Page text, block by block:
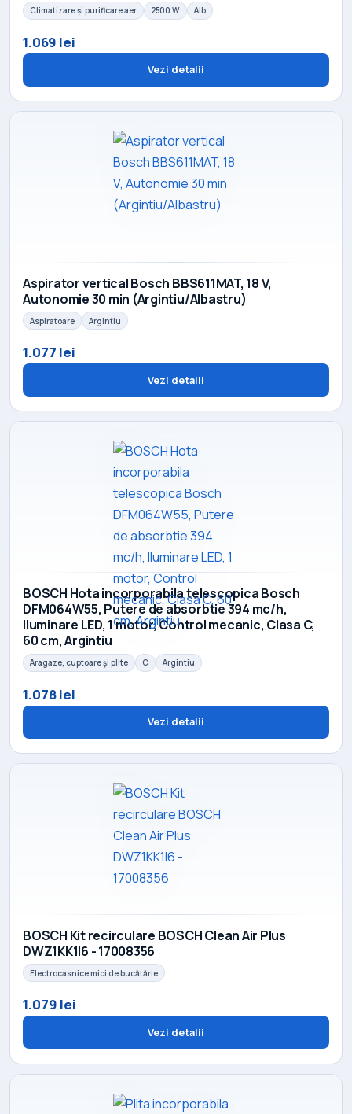
Climatizare și purificare aer 2500 W Alb
1.069 lei
Vezi detalii
Aspirator vertical Bosch BBS611MAT, 18 V,
Autonomie 30 min (Argintiu/Albastru)
Aspiratoare Argintiu
1.077 lei
Vezi detalii
BOSCH Hota incorporabila telescopica Bosch
DFM064W55, Putere de absorbtie 394 mc/h,
Iluminare LED, 1 motor, Control mecanic, Clasa C,
60 cm, Argintiu
Aragaze, cuptoare și plite C Argintiu
1.078 lei
Vezi detalii
BOSCH Kit recirculare BOSCH Clean Air Plus
DWZ1KK1I6 - 17008356
Electrocasnice mici de bucătărie
1.079 lei
Vezi detalii